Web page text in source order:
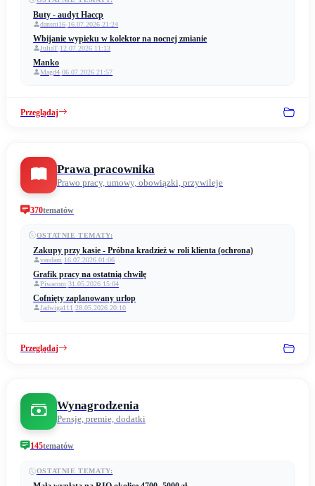
Buty - audyt Haccp
dansni16·16.07.2026 21:24
Wbijanie wypieku w kolektor na nocnej zmianie
JuliaT·12.07.2026 11:13
Manko
Magd4·06.07.2026 21:57
Przeglądaj
Prawa pracownika
Prawo pracy, umowy, obowiązki, przywileje
370tematów
OSTATNIE TEMATY:
Zakupy przy kasie - Próbna kradzież w roli klienta (ochrona)
vandam·16.07.2026 01:06
Grafik pracy na ostatnią chwilę
Piwacom·31.05.2026 15:04
Cofnięty zaplanowany urlop
Jadwiga111 ·28.05.2026 20:10
Przeglądaj
Wynagrodzenia
Pensje, premie, dodatki
145tematów
OSTATNIE TEMATY: